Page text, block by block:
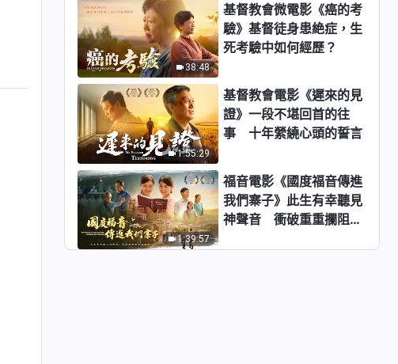
54:14
末世基督座談紀要《什麽是真理
實際》下集
1:03:47
末世基督座談紀要《人到底憑什
麽活着》上集
1:09:28
末世基督座談紀要《人到底憑什
麽活着》中集
38:48
基督教會微電影《癌的考
驗》基督徒身患絶症，生
死考驗中如何經歷？
1:55:29
基督教會電影《遲來的見
證》一段不堪回首的往
事 十年縈繞心頭的誓言
1:39:57
福音電影《國度福音傳進
我們寨子》此生有幸聽見
神聲音 衝破重重攔阻跟